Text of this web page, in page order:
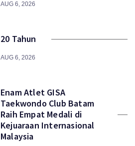
AUG 6, 2026
20 Tahun
AUG 6, 2026
Enam Atlet GISA
Taekwondo Club Batam
Raih Empat Medali di
Kejuaraan Internasional
Malaysia